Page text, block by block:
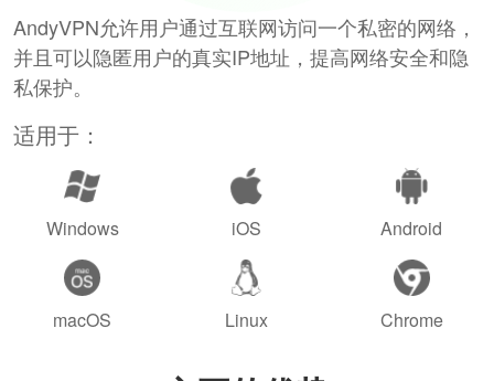
AndyVPN允许用户通过互联网访问一个私密的网络，
并且可以隐匿用户的真实IP地址，提高网络安全和隐
私保护。
适用于：
Windows iOS Android
macOS Linux Chrome